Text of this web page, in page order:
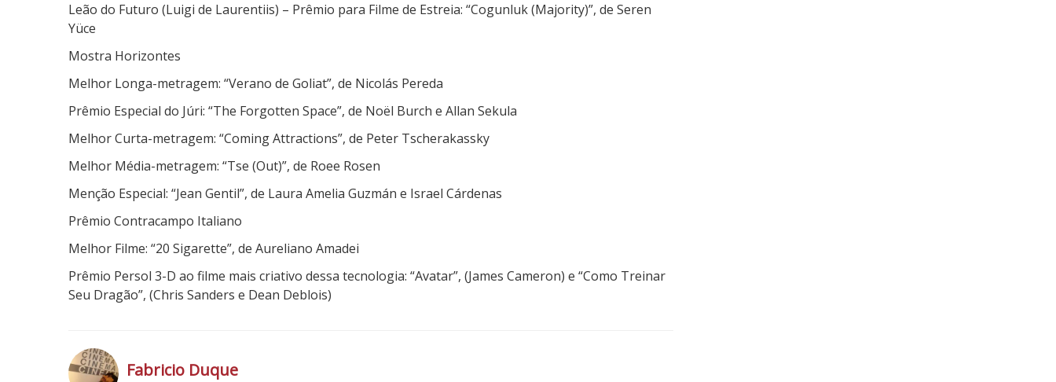
Leão do Futuro (Luigi de Laurentiis) – Prêmio para Filme de Estreia: “Cogunluk (Majority)”, de Seren
Yüce
Mostra Horizontes
Melhor Longa-metragem: “Verano de Goliat”, de Nicolás Pereda
Prêmio Especial do Júri: “The Forgotten Space”, de Noël Burch e Allan Sekula
Melhor Curta-metragem: “Coming Attractions”, de Peter Tscherakassky
Melhor Média-metragem: “Tse (Out)”, de Roee Rosen
Menção Especial: “Jean Gentil”, de Laura Amelia Guzmán e Israel Cárdenas
Prêmio Contracampo Italiano
Melhor Filme: “20 Sigarette”, de Aureliano Amadei
Prêmio Persol 3-D ao filme mais criativo dessa tecnologia: “Avatar”, (James Cameron) e “Como Treinar
Seu Dragão”, (Chris Sanders e Dean Deblois)
Fabricio Duque